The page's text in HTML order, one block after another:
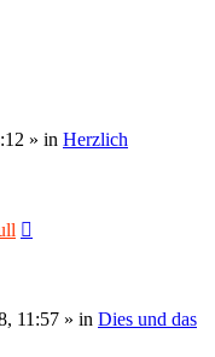
» in Herzlich
11:57 » in Dies und das